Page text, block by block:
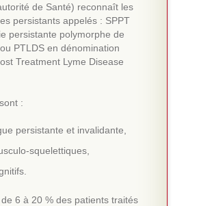
de Santé) reconnaît les
persistants appelés : SPPT
persistante polymorphe de
PTLDS en dénomination
Treatment Lyme Disease
:
persistante et invalidante,
squelettiques,
6 à 20 % des patients traités